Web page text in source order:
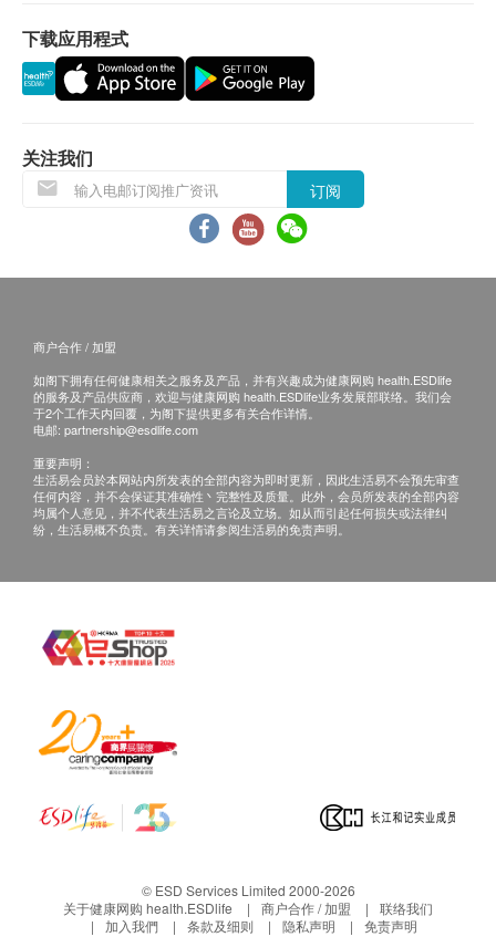
下载应用程式
关注我们
订阅
商户合作 / 加盟
如阁下拥有任何健康相关之服务及产品，并有兴趣成为健康网购 health.ESDlife
的服务及产品供应商，欢迎与健康网购 health.ESDlife业务发展部联络。我们会
于2个工作天内回覆，为阁下提供更多有关合作详情。
电邮: partnership@esdlife.com
重要声明：
生活易会员於本网站内所发表的全部内容为即时更新，因此生活易不会预先审查
任何内容，并不会保证其准确性丶完整性及质量。此外，会员所发表的全部内容
均属个人意见，并不代表生活易之言论及立场。如从而引起任何损失或法律纠
纷，生活易概不负责。有关详情请参阅生活易的免责声明。
© ESD Services Limited 2000-2026
关于健康网购 health.ESDlife
商户合作 / 加盟
联络我们
加入我們
条款及细则 隐私声明
免责声明